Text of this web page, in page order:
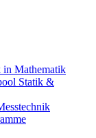
in Mathematik
Statik &